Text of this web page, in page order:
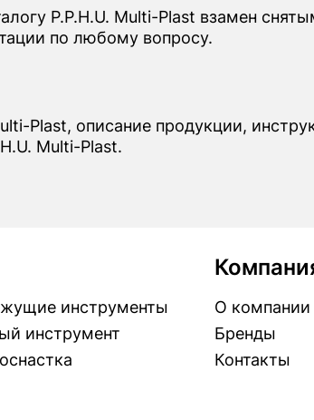
P.P.H.U. Multi-Plast взамен
по любому вопросу.
Plast, описание продукции,
Multi-Plast.
инструменты
инструмент
О компании
Бренды
Контакты